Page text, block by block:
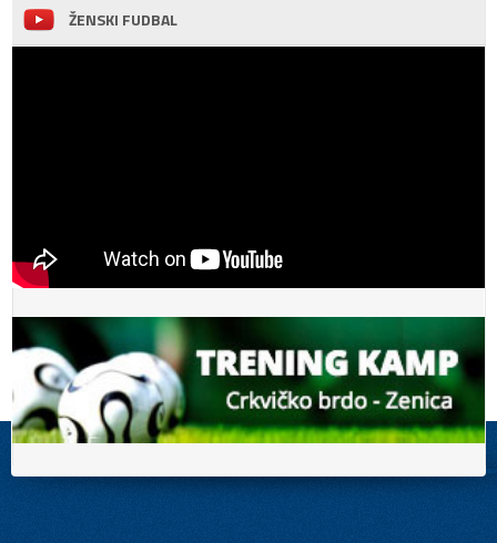
ŽENSKI FUDBAL